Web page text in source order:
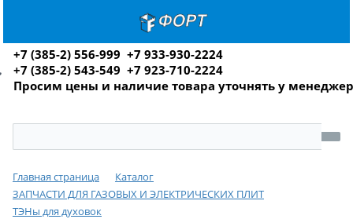
+7 (385-2) 556-999 +7 933-930-2224
+7 (385-2) 543-549 +7 923-710-2224
Просим цены и наличие товара уточнять у
Главная страница
Каталог
ЗАПЧАСТИ ДЛЯ ГАЗОВЫХ И ЭЛЕКТРИЧЕСКИХ ПЛИТ
ТЭНы для духовок